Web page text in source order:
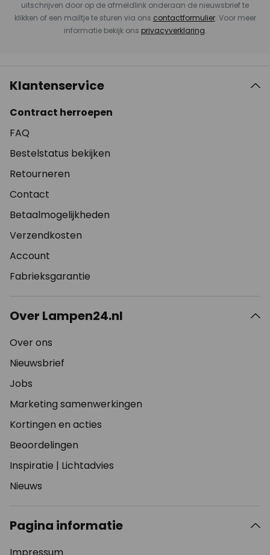
uitschrijven door op de afmeldlink onderaan de nieuwsbrief te
klikken of een mailtje te sturen via ons contactformulier. Voor meer
informatie bekijk ons privacyverklaring.
Klantenservice
Contract herroepen
FAQ
Bestelstatus bekijken
Retourneren
Contact
Betaalmogelijkheden
Verzendkosten
Account
Fabrieksgarantie
Over Lampen24.nl
Over ons
Nieuwsbrief
Jobs
Marketing samenwerkingen
Kortingen en acties
Beoordelingen
Inspiratie | Lichtadvies
Nieuws
Pagina informatie